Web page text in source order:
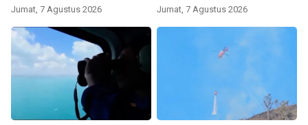
Jumat, 7 Agustus 2026 Jumat, 7 Agustus 2026